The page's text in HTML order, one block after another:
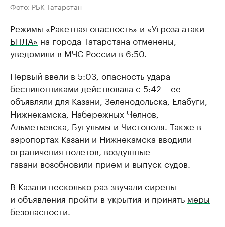
Фото: РБК Татарстан
Режимы «Ракетная опасность» и «Угроза атаки
БПЛА» на города Татарстана отменены,
уведомили в МЧС России в 6:50.
Первый ввели в 5:03, опасность удара
беспилотниками действовала с 5:42 – ее
объявляли для Казани, Зеленодольска, Елабуги,
Нижнекамска, Набережных Челнов,
Альметьевска, Бугульмы и Чистополя. Также в
аэропортах Казани и Нижнекамска вводили
ограничения полетов, воздушные
гавани возобновили прием и выпуск судов.
В Казани несколько раз звучали сирены
и объявления пройти в укрытия и принять меры
безопасности